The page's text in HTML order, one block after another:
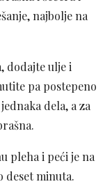
najbolje na
dodajte ulje i
pa postepeno
dela, a za
pleha i peći je na
deset minuta.